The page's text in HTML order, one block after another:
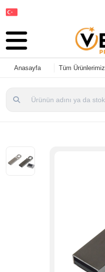
Anasayfa Tüm Ürünlerimiz